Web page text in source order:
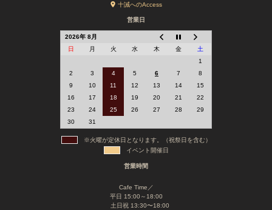
十誡へのAccess
営業日
2026年 8月
日
月 火 水 木 金
土
1
2
3 4 5 6 7
8
9
10 11 12 13 14
15
16
17 18 19 20 21
22
23
24 25 26 27 28
29
30
31
※火曜が定休日となります。（祝祭日を含む）
イベント開催日
営業時間
Cafe Time／
平日 15:00～18:00
土日祝 13:30〜18:00